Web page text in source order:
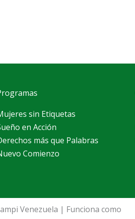
sin Etiquetas
en Acción
más que Palabras
Comienzo
Venezuela | Funciona como